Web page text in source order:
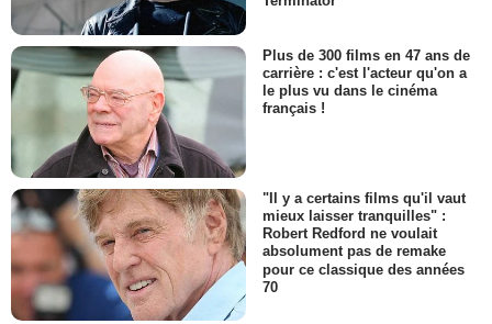
Plus de 300 films en 47 ans de
carrière : c'est l'acteur qu'on a
le plus vu dans le cinéma
français !
"Il y a certains films qu'il vaut
mieux laisser tranquilles" :
Robert Redford ne voulait
absolument pas de remake
pour ce classique des années
70